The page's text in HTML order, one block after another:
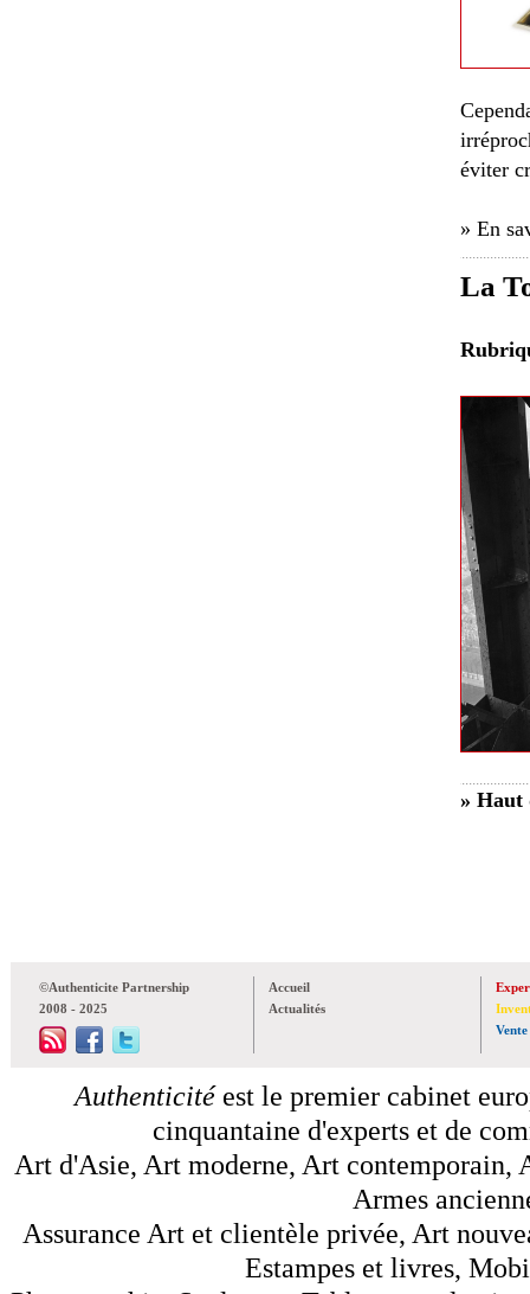
éviter
» En
La
» Haut
©Authenticite Partnership
2008 - 2025
Accueil
Actualités
Vente
Authenticitéest le premier cabinet
cinquantaine d'experts et de
Art d'Asie, Art moderne, Art contemporain,
Armes
Assurance Art et clientèle privée, Art
Estampes et livres,